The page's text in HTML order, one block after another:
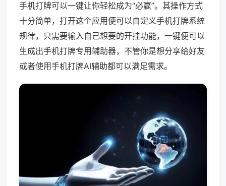
手机打牌可以一键让你轻松成为“必赢”。其操作方式
十分简单，打开这个应用便可以自定义手机打牌系统
规律，只需要输入自己想要的开挂功能，一键便可以
生成出手机打牌专用辅助器，不管你是想分享给好友
或者使用手机打牌AI辅助都可以满足需求。